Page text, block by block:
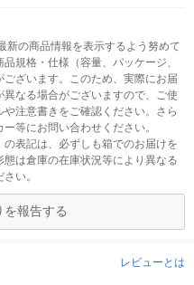
新の商品情報を表示するよう努めて
規格・仕様（容量、パッケージ、
ざいます。このため、実際にお届
なる場合がございますので、ご使
注意書きをご確認ください。さら
等にお問い合わせください。
表記は、必ずしも箱でのお届けを
は倉庫の在庫状況等により異なる
い。
報告する
レビューとは